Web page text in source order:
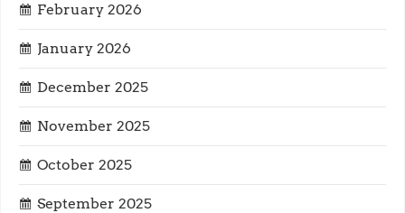
a
t
i
o
n
February 2026
January 2026
December 2025
November 2025
October 2025
September 2025